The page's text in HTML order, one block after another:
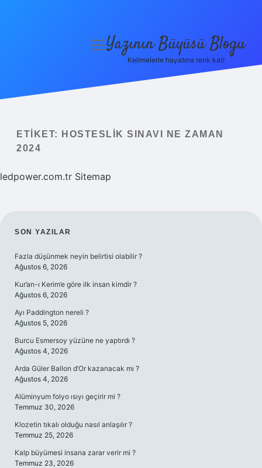
Yasal Uyarı
menüyü
Yazının Büyüsü Blogu
Kelimelerle hayatına renk kat!
ETIKET:
HOSTESLIK SINAVI NE ZAMAN
2024
ledpower.com.tr Sitemap
SIDEBAR
SON YAZILAR
Fazla düşünmek neyin belirtisi olabilir ?
Ağustos 6, 2026
Kur’an-ı Kerim’e göre ilk insan kimdir ?
Ağustos 6, 2026
Ayı Paddington nereli ?
Ağustos 5, 2026
Burcu Esmersoy yüzüne ne yaptırdı ?
Ağustos 4, 2026
Arda Güler Ballon d’Or kazanacak mı ?
Ağustos 4, 2026
Alüminyum folyo ısıyı geçirir mi ?
Temmuz 30, 2026
Klozetin tıkalı olduğu nasıl anlaşılır ?
Temmuz 25, 2026
Kalp büyümesi insana zarar verir mi ?
Temmuz 23, 2026